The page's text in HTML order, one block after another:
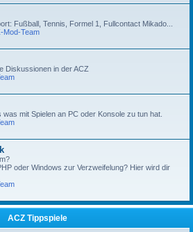
Fußball, Tennis, Formel 1, Fullcontact Mikado...
Mod-Team
Diskussionen in der ACZ
mit Spielen an PC oder Konsole zu tun hat.
oder Windows zur Verzweifelung? Hier wird dir
ACZ Tippspiele